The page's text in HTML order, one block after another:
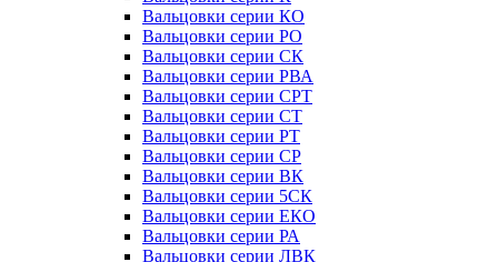
Вальцовки серии КО
Вальцовки серии РО
Вальцовки серии СК
Вальцовки серии РВА
Вальцовки серии СРТ
Вальцовки серии СТ
Вальцовки серии РТ
Вальцовки серии СР
Вальцовки серии ВК
Вальцовки серии 5СК
Вальцовки серии ЕКО
Вальцовки серии РА
Вальцовки серии ЛВК